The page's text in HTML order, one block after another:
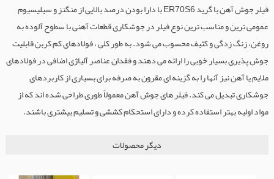
فیلر جوش آهن با گرید ER70S6 با دارا بودن درصد بالایی از منگنز و سیلیسیوم
عمومی ترین و مناسب ترین نوع فیلر در جوشکاری قطعات آهنی با سطوح آلوده به
روغن، زنگ زدگی و کثیف محسوب می شود. به طور کلی ، فولادهای کم کربن قابلیت
جوش پذیری بسیار خوبی را ارائه می دهند و فقدان عناصر آلیاژی اضافی در فولادهای
ملایم یا آهن نیز آنها را به گزینه ای مقرون به صرفه برای بسیاری از کاربردهای
جوشکاری تبدیل می کند. فیلر های جوش آهن معمولاً طوری طراحی شده اند که از
مواد اولیه بهتر استفاده کرده و دارای استحکام کششی و تسلیم بیشتری باشند.
دیگر محصولات